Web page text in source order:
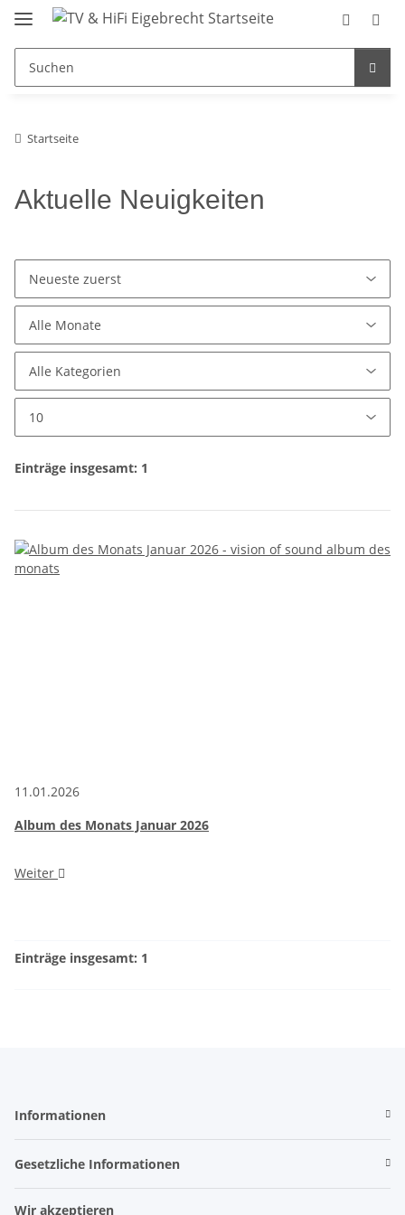
Startseite
Aktuelle Neuigkeiten
Einträge insgesamt: 1
11.01.2026
Album des Monats Januar 2026
Weiter
Einträge insgesamt: 1
Informationen
Gesetzliche Informationen
Wir akzeptieren